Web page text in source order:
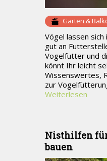
Garten &
Vögel lassen
gut an
Vogelfutter und
könnt Ihr leicht
Wissenswertes,
zur
Weiterlesen
Nisthilfen
bauen